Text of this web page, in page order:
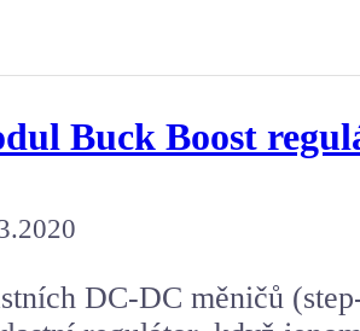
Buck Boost
DC-DC měničů